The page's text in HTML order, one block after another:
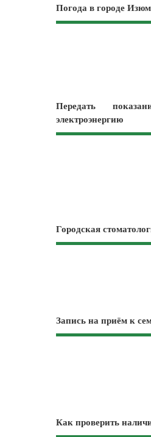
Погода в городе
Передать
электроэнергию
Городская
Запись на приём к
Как проверить